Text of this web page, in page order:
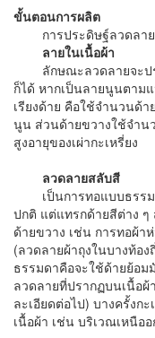
ขั้นตอนการผลิต
การประดิษฐ์ลวดลาย
ลายในเนื้อผ้า
ลักษณะลวดลายจะปร
ก็ได้ หากเป็นลายนูนตาม
เรียงด้าย คือใช้จำนวนด้
นูน ส่วนด้ายขวางใช้จำน
สูงอายุของเผ่ากะเหรี่ยง
ลวดลายสลับสี
เป็นการทอแบบธรรม
ปกติ แต่แทรกด้ายสีต่าง ๆ
ด้ายขวาง เช่น การทอผ้า
(ลวดลายผ้าถุงในบางท้อ
ธรรมดาคือจะใช้ด้ายย้อ
ลวดลายที่ปรากฏบนเนื้อ
ละเอียดต่อไป) บางครั้งก
เนื้อผ้า เช่น บริเวณเหนือ